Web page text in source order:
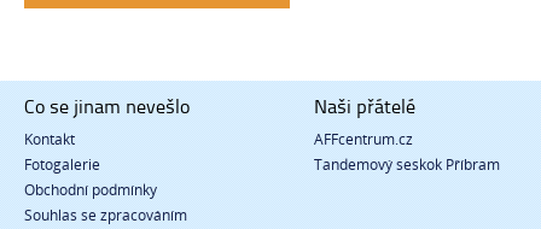
Co se jinam nevešlo
Kontakt
Fotogalerie
Obchodní podmínky
Souhlas se zpracováním
Naši přátelé
AFFcentrum.cz
Tandemový seskok Příbram